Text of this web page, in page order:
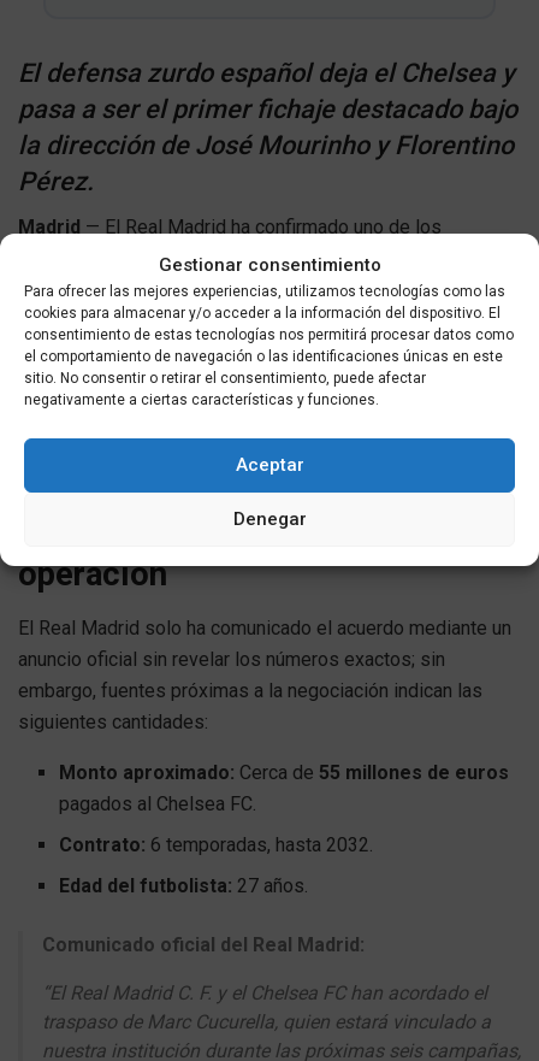
Gestionar consentimiento
Para ofrecer las mejores experiencias, utilizamos tecnologías como las
cookies para almacenar y/o acceder a la información del dispositivo. El
consentimiento de estas tecnologías nos permitirá procesar datos como
el comportamiento de navegación o las identificaciones únicas en este
sitio. No consentir o retirar el consentimiento, puede afectar
negativamente a ciertas características y funciones.
Aceptar
Denegar
El defensa zurdo español deja el Chelsea y
pasa a ser el primer fichaje destacado bajo
la dirección de José Mourinho y Florentino
Pérez.
Madrid — El Real Madrid ha confirmado uno de los
movimientos más relevantes del presente mercado estival.
Marc Cucurella se incorpora al equipo blanco.El jugador
internacional español ha firmado un contrato porseis años
que lo vincula al club hasta el30 de junio de 2032.
Con 27 años, Cucurella se posiciona como la base inicial
del proyecto deportivo encabezado por el entrenadorJosé
y el presidente renovado,
Detalles económicos de la
operación
El Real Madrid solo ha comunicado el acuerdo mediante un
anuncio oficial sin revelar los números exactos; sin
embargo, fuentes próximas a la negociación indican las
siguientes cantidades:
Monto aproximado: Cerca de 55 millones de euros
pagados al Chelsea FC.
Contrato: 6 temporadas, hasta 2032.
Edad del futbolista: 27 años.
Comunicado oficial del Real Madrid:
“El Real Madrid C. F. y el Chelsea FC han acordado el
traspaso de Marc Cucurella, quien estará vinculado a
nuestra institución durante las próximas seis campañas,